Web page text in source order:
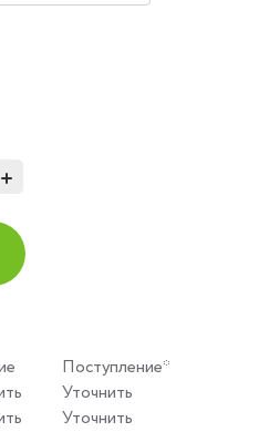
Поступление*
Уточнить
Уточнить